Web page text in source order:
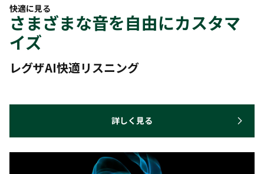
快適に見る
さまざまな音を自由にカスタマ
イズ
レグザAI快適リスニング
詳しく見る